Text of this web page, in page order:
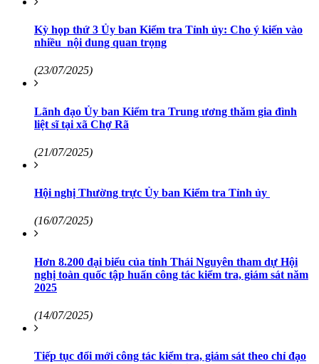
Kỳ họp thứ 3 Ủy ban Kiểm tra Tỉnh ủy: Cho ý kiến vào
nhiều nội dung quan trọng
(23/07/2025)
Lãnh đạo Ủy ban Kiểm tra Trung ương thăm gia đình
liệt sĩ tại xã Chợ Rã
(21/07/2025)
Hội nghị Thường trực Ủy ban Kiểm tra Tỉnh ủy
(16/07/2025)
Hơn 8.200 đại biểu của tỉnh Thái Nguyên tham dự Hội
nghị toàn quốc tập huấn công tác kiểm tra, giám sát năm
2025
(14/07/2025)
Tiếp tục đổi mới công tác kiểm tra, giám sát theo chỉ đạo